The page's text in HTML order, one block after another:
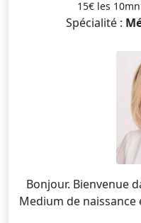
15€ les
Spécialité :
Bonjour. Bienvenue dans mon salon. Je suis Mady.